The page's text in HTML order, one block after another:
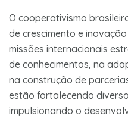
O cooperativismo
de crescimento e
missões internacionais
de conhecimentos, na
na construção de
estão fortalecendo
impulsionando o